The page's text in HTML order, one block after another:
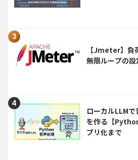
【Jmeter】負
無限ループの設
ローカルLLM
を作る【
プリ化まで